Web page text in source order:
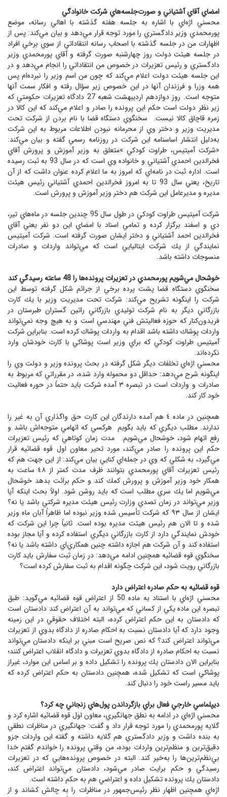
امضاي آقاي آشتياني و صورت‌جلسه‌هاي شركت خانوادگي
محسني اژه‌اي با اشاره به جلسه هفته گذشته با اهالي رسانه، موضع
پورمحمدي وزير دادگستري را مورد توجه قرار مي‌دهد و بيان مي‌كند: پس از
اظهارات من در جلسه گذشته با اصحاب رسانه انتقاداتي از سوي برخي افراد
در جلسه هيئت دولت روز چهارشنبه صورت گرفته و آقاي پورمحمدي وزير
دادگستري و رئيس تعزيرات در خصوص من انتقاداتي را انجام مي‌دهد و در
اين جلسه هيئت دولت اعلام مي‌كند كه چون من اسم وزير را نبرده‌ام پس
همه وزرا و فرزندان آنها در اين خصوص زير سؤال رفته و افكار سمت آنها
متوجه است. روز دوازدهم ارديبهشت شعبه 27 دادگاه تعزيرات حكومتي كه
زير نظر دولت است حكم اين پرونده را صادر و اعلام مي‌كند كه اين كالا در
زمره قاچاق كالا نيست. سخنگوي دستگاه قضا با نام بردن از شركت تحت
مديريت وزير و دختر وي از محرمانه نبودن اطلاعات مربوط به اين شركت
به‌دليل انتشار اساسنامه اين شركت در روزنامه رسمي گفته و بيان مي‌كند:
«شركت آميتيس، طراوت كودكي »متعلق به وزير آموزش و پرورش آقاي
فخرالدين احمدي آشتياني و خانواده وي است كه در سال 93 به ثبت رسيده
است. اداره ثبت در نامه‌اي كه امروز به ما اعلام كرده عنوان داشت كه از آن
تاريخ، يعني سال 93 تا به امروز فخرالدين احمدي آشتياني رئيس هيئت
مديره و مديرعامل اين شركت هم دختر وزير آموزش و پرورش است.
شركت آميتيس طراوت كودكي در طول سال 95 چندين جلسه در ماه‌هاي تير،
دي و اسفند برگزار كرده و تمامي اسناد با امضاي اين دو نفر يعني آقاي
فخرالدين احمد آشتياني و دختر ايشان صورت گرفته است. شركت آميتيس
نمايندگي از يك شركت ايتاليايي است كه مي‌تواند واردات و صادرات
منسوجات داشته باشد.
خوشحال مي‌شويم پورمحمدي در تعزيرات پرونده‌ها را 48 ساعته رسيدگي كند
سخنگوي دستگاه قضا پشت پرده برخي از جرائم شكل گرفته توسط اين
شركت را اينگونه تشريح مي‌كند: شركت تحت مديريت وزير با يك كارت
بازرگاني ديگر به نام شركت توليدي بازرگاني راتين گستران طبرستان در
فريدون‌كنار كه حوزه فعاليتش فني مهندسي است و به هيچ وجه نمي‌تواند
واردات پوشاك داشته باشد اقدام به واردات پوشاك كرده است. بنابراين شركت
آميتيس طراوت كودكي كه براي وزير است پوشاكي با كارت خودشان وارد
نكرده‌اند.
محسني اژه‌اي تخلفات ديگر شكل گرفته در بحث پرونده وزير و دولت وي را
اينگونه شرح مي‌دهد: حداقل دو محموله وارد شده، در مقرراتي كه مربوط به
صادرات و واردات است در تبصره ٣ آمده شركت بايد حتماً در حوره فعاليت
خود كار كند.
همچنين در ماده ٤ هم آمده دارندگان اين كارت حق واگذاري آن به غير را
ندارند. مطلب ديگري كه بايد بگويم ‌ هركسي كه اتهامي متوجه‌اش باشد و
رفع اتهام شود، خوشحال مي‌شويم. مدت زمان كوتاهي كه رئيس تعزيرات
حكم اين پرونده را صادر مي‌كند، مورد تحير معاون اول قوه قضائيه قرار
مي‌گيرد، به شكلي كه وي در جمله‌اي كنايي بيان مي‌كند‌: از اين جهت هم كه
رئيس تعزيرات آقاي پورمحمدي بتوانند ظرف مدت كمتر از ٤٨ ساعت به
همكار خود وزير آموزش و پرورش كمك كند و حكم برائت بدهد خوشحال
مي‌شويم اما يك سري مطلب است كه بايد روشن شود. اولاً بحث اينكه آيا
وزير مي‌تواند در زمان تصدي وزارت رئيس هيئت مديره شركتي باشد يا نه؟
ايشان از سال ٩٣ كه شركت تأسيس شده وزير نبوده اما ظاهراً آبان ماه وزير
شده و تا الان هم رئيس هيئت مديره بوده است. ثانياً چرا اين شركت كه
خودش نمايندگي دارد از كارت بازرگاني ديگري استفاده كرده و آيا مجاز بوده
استفاده كند و آن شركت هم اجازه داشته چنين همكاري‌اي داشته باشد يا نه؟
سخنگوي قوه قضائيه همچنين ادامه مي‌دهد: در زمان ثبت سفارش بايد كارت
بازرگاني رويت شود، اين شركت چگونه اقدام به ثبت سفارش كرده است؟
قوه قضائيه به حكم صادره اعتراض دارد
محسني اژه‌اي با استناد به ماده 50 از اعتراض قوه قضائيه مي‌گويد‌: طبق
تبصره اين ماده يكي از كساني كه مي‌تواند به آن اعتراض كند دادستان است
كه دادستان به اين حكم اعتراض كرده، البته اختلاف حقوقي در اين زمينه
وجود دارد كه آيا دادستان نسبت به احكام صادره از دادگاه بدوي از تعزيرات
مي‌تواند اعتراض كند؟ كه نص صريح است مبني بر اينكه دادستان مي‌تواند
نسبت به احكام صادره از دادگاه بدوي تعزيرات و دادگاه انقلاب اعتراض كنند؛
بنابراين الان دادستان يك پرونده را تشكيل داده و بر اساس اين موارد، غيراز
پوشاكي است كه تشكيل شده، همچنين دادستان به حكم اعتراض كرده كه
بايد مسير راست خود را دنبال كند.
ديپلماسي خارجي فعال براي بازگرداندن پول‌هاي زنجاني چه كرد؟
محسني اژه‌اي در ادامه به نطق جهانگيري، معاون اول قوه قضائيه اشاره كرد و
گلايه پورمحمدي را مورد توجه قرار داد و گفت: جهانگيري در مناظرات نطقي
به بنده داشت و وزير دادگستري هم گلايه داشته و گفته اين واردات جزو
دقيق‌ترين و منظم‌ترين واردات بوده، من وقتي پرونده را خواندم گفتم خدا
بي‌نظم‌ترين‌ها را به‌خير كند. البته در خصوص پرونده‌هايي كه در تعزيرات
رسيدگي و حكم برايت صادر مي‌شود، دادستان مي‌تواند اعتراض كند،
دادستان يك پرونده تشكيل داده و اعتراضي هم به حكم داشته است.
اژه‌اي همچنين اظهار نظر رئيس‌جمهور در مناظرات را به چالش كشاند و از